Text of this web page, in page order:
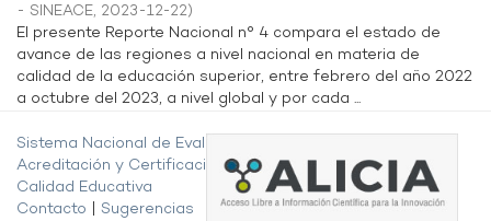
- SINEACE, 2023-12-22)
El presente Reporte Nacional n° 4 compara el estado de
avance de las regiones a nivel nacional en materia de
calidad de la educación superior, entre febrero del año 2022
a octubre del 2023, a nivel global y por cada ...
Sistema Nacional de Evaluación,
Acreditación y Certificación de la
Calidad Educativa
Contacto
Sugerencias